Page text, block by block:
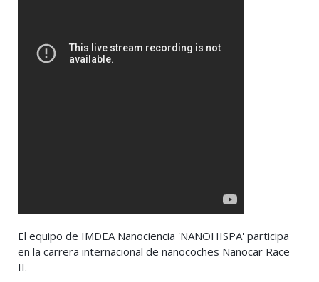
El equipo de IMDEA Nanociencia 'NANOHISPA' participa
en la carrera internacional de nanocoches Nanocar Race
II.